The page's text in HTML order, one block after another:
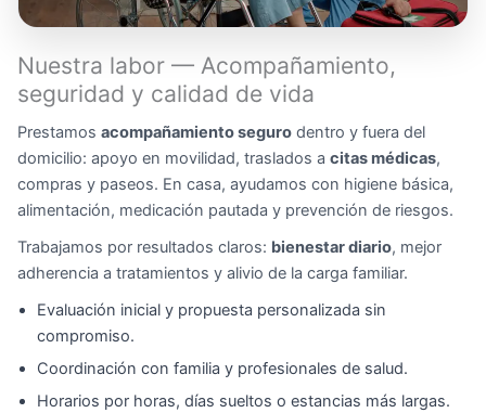
Nuestra labor — Acompañamiento,
seguridad y calidad de vida
Prestamos acompañamiento seguro dentro y fuera del
domicilio: apoyo en movilidad, traslados a citas médicas,
compras y paseos. En casa, ayudamos con higiene básica,
alimentación, medicación pautada y prevención de riesgos.
Trabajamos por resultados claros: bienestar diario, mejor
adherencia a tratamientos y alivio de la carga familiar.
Evaluación inicial y propuesta personalizada sin
compromiso.
Coordinación con familia y profesionales de salud.
Horarios por horas, días sueltos o estancias más largas.